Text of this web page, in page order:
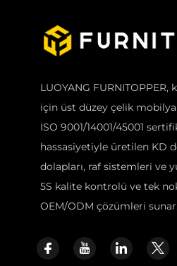
LUOYANG FURNITOPPER,
için üst düzey çelik
ISO 9001/14001/45001
hassasiyetiyle üretilen KD
dolapları, raf sistemleri ve
5S kalite kontrolü ve tek
OEM/ODM çözümleri